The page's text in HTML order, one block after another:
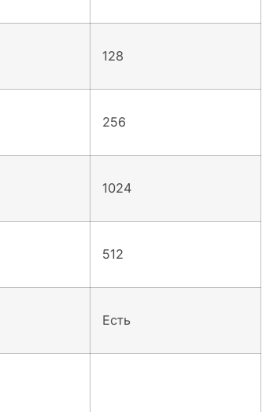
128
256
1024
512
Есть